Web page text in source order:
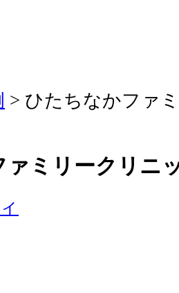
> ひたちなかファ
ミリークリニ